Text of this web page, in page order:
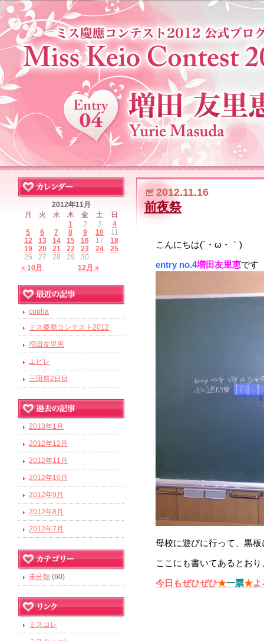
2012.11.16
前夜祭
こんにちは(´・ω・｀)
entry no.4増田友里恵です
母校に遊びに行って、黒
ここにも書いてあるとお
今日もぜひぜひ★一票★
2012年11月
月
火 水 木 金 土 日
« 10月 12月 »
1 2 3
4
5
6 7 8 9 10
11
12
13 14 15 16 17
18
19
20 21 22 23 24
25
26
27 28 29 30
copha
ミス慶應コンテスト2012
増田友里恵
エピレ
三田祭2日目
2013年1月
2012年12月
2012年11月
2012年10月
2012年9月
2012年8月
2012年7月
未分類 (60)
ミスコレ